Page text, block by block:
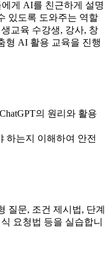
게 AI를 친근하게 설명
있도록 도와주는 역할
교육 수강생, 강사, 창
형 AI 활용 교육을 진행
의 원리와 활용
하는지 이해하여 안전
질문, 조건 제시법, 단계
요청법 등을 실습합니